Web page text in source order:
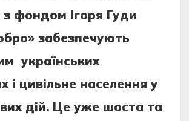
з фондом Ігоря Гуди
забезпечують
українських
і цивільне населення у
дій. Це уже шоста та